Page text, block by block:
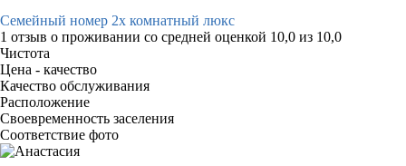
Семейный номер 2х комнатный люкс
1 отзыв о проживании со средней оценкой 10,0 из 10,0
Чистота
Цена - качество
Качество обслуживания
Расположение
Своевременность заселения
Соответствие фото